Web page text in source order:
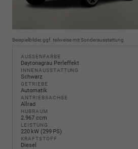
Beispielbilder, ggf. teilweise mit Sonderausstattung
AUSSENFARBE
Daytonagrau Perleffekt
INNENAUSSTATTUNG
Schwarz
GETRIEBE
Automatik
ANTRIEBSACHSE
Allrad
HUBRAUM
2.967 ccm
LEISTUNG
220 kW (299 PS)
KRAFTSTOFF
Diesel